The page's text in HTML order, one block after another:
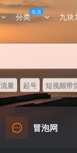
分类生活 九块
流量 起号 短视频带
冒泡网